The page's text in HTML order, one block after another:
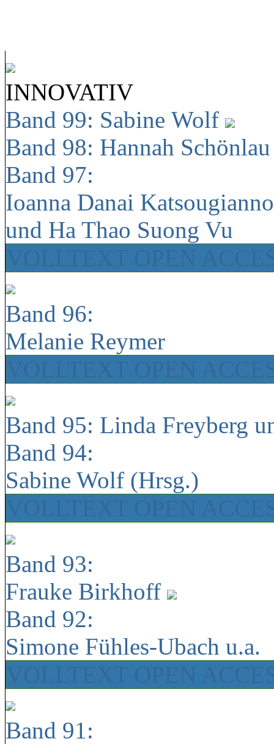
INNOVATIV
Band 99: Sabine Wolf
Band 98: Hannah
Band 97:
Ioanna Danai
und Ha Thao Suong Vu
Band 96:
Melanie Reymer
Band 95: Linda Freyberg
Band 94:
Sabine Wolf (Hrsg.)
Band 93:
Frauke Birkhoff
Band 92:
Simone Fühles-Ubach u.a.
Band 91: